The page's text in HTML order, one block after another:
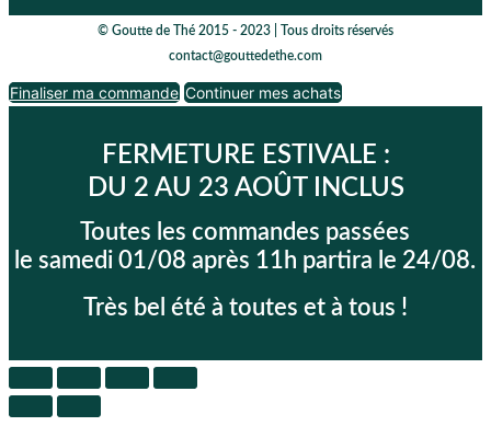
© Goutte de Thé 2015 - 2023 | Tous droits réservés
contact@gouttedethe.com
Finaliser ma commande Continuer mes achats
FERMETURE ESTIVALE :
DU 2 AU 23 AOÛT INCLUS
Toutes les commandes passées
le samedi 01/08 après 11h partira le 24/08.
Très bel été à toutes et à tous !